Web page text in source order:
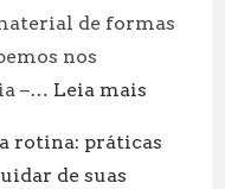
de formas
nos
–… Leia mais
Tempo
rotina: práticas
de suas